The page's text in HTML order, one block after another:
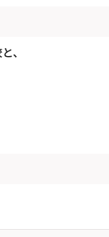
、